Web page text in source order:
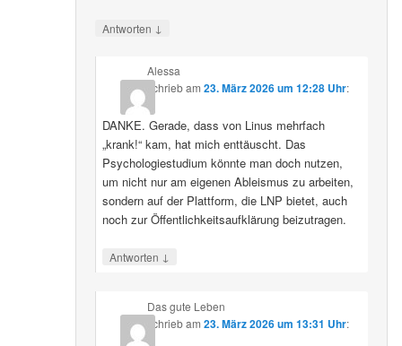
Antworten ↓
Alessa
schriebam 23. März 2026 um 12:28 Uhr:
DANKE. Gerade, dass von Linus mehrfach
„krank!“ kam, hat mich enttäuscht. Das
Psychologiestudium könnte man doch nutzen,
um nicht nur am eigenen Ableismus zu arbeiten,
sondern auf der Plattform, die LNP bietet, auch
noch zur Öffentlichkeitsaufklärung beizutragen.
Antworten ↓
Das gute Leben
schriebam 23. März 2026 um 13:31 Uhr: